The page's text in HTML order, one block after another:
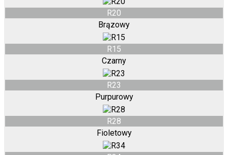
R20
Brązowy
R15
Czarny
R23
Purpurowy
R28
Fioletowy